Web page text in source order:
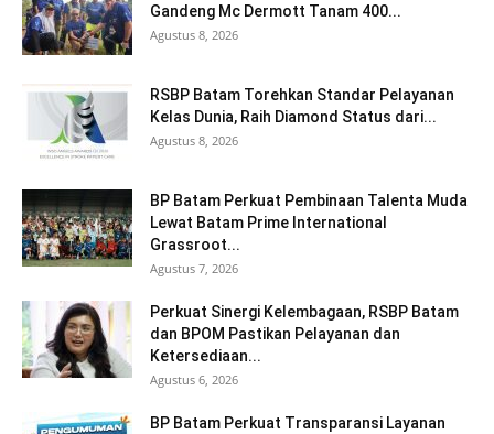
Gandeng Mc Dermott Tanam 400...
Agustus 8, 2026
RSBP Batam Torehkan Standar Pelayanan
Kelas Dunia, Raih Diamond Status dari...
Agustus 8, 2026
BP Batam Perkuat Pembinaan Talenta Muda
Lewat Batam Prime International
Grassroot...
Agustus 7, 2026
Perkuat Sinergi Kelembagaan, RSBP Batam
dan BPOM Pastikan Pelayanan dan
Ketersediaan...
Agustus 6, 2026
BP Batam Perkuat Transparansi Layanan